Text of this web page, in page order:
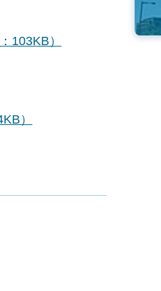
103KB）
）